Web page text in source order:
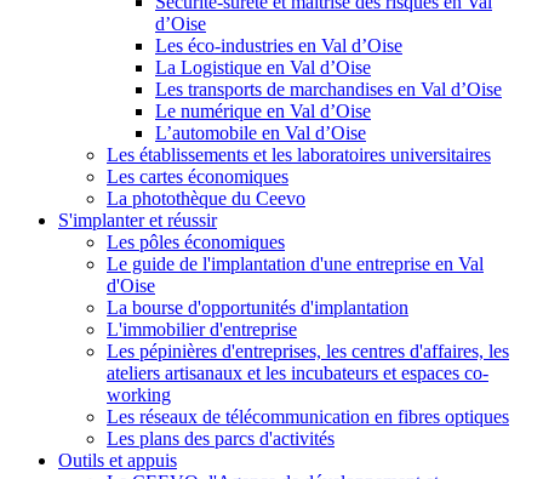
d’Oise
Les éco-industries en Val d’Oise
La Logistique en Val d’Oise
Les transports de marchandises en Val d’Oise
Le numérique en Val d’Oise
L’automobile en Val d’Oise
Les établissements et les laboratoires universitaires
Les cartes économiques
La photothèque du Ceevo
S'implanter et réussir
Les pôles économiques
Le guide de l'implantation d'une entreprise en Val
d'Oise
La bourse d'opportunités d'implantation
L'immobilier d'entreprise
Les pépinières d'entreprises, les centres d'affaires, les
ateliers artisanaux et les incubateurs et espaces co-
working
Les réseaux de télécommunication en fibres optiques
Les plans des parcs d'activités
Outils et appuis